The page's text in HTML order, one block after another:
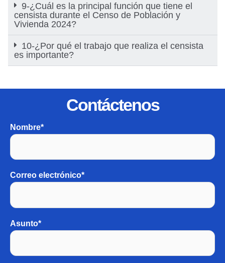
9-¿Cuál es la principal función que tiene el
censista durante el Censo de Población y
Vivienda 2024?
10-¿Por qué el trabajo que realiza el censista
es importante?
Contáctenos
Nombre*
Correo electrónico*
Asunto*